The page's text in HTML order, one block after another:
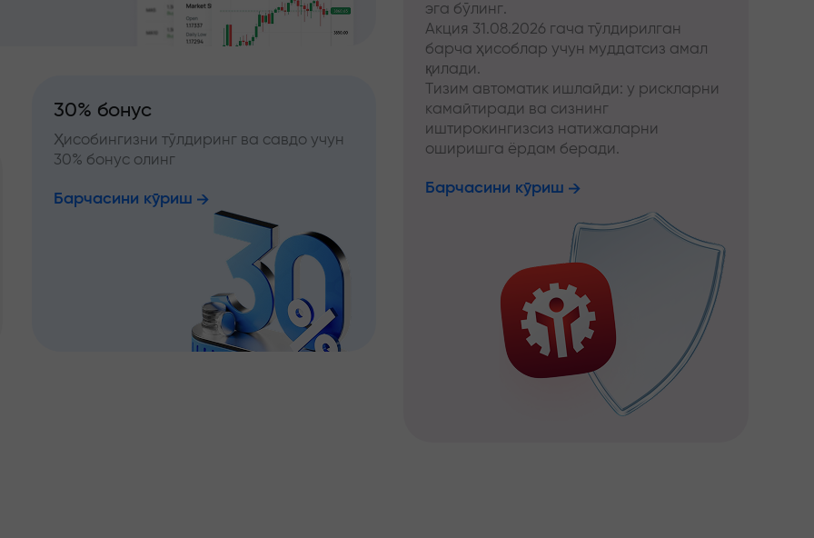
30% бонус
Ҳисобингизни тўлдиринг ва савдо учун
30% бонус олинг
Барчасини кўриш
эга бўлинг.
Акция 31.08.2026 гача тўлдирилган
барча ҳисоблар учун муддатсиз амал
қилади.
Тизим автоматик ишлайди: у рискларни
камайтиради ва сизнинг
иштирокингизсиз натижаларни
оширишга ёрдам беради.
Барчасини кўриш